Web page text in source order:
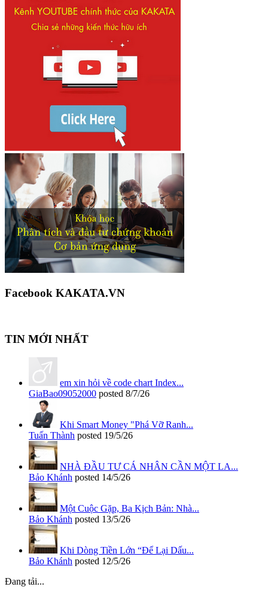
Facebook KAKATA.VN
TIN MỚI NHẤT
em xin hỏi về code chart Index...
GiaBao09052000 posted 8/7/26
Khi Smart Money "Phá Vỡ Ranh...
Tuấn Thành posted 19/5/26
NHÀ ĐẦU TƯ CÁ NHÂN CẦN MỘT LA...
Bảo Khánh posted 14/5/26
Một Cuộc Gặp, Ba Kịch Bản: Nhà...
Bảo Khánh posted 13/5/26
Khi Dòng Tiền Lớn “Để Lại Dấu...
Bảo Khánh posted 12/5/26
Đang tải...